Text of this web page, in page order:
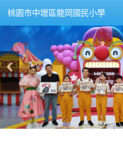
桃園市中壢區龍岡國民小學